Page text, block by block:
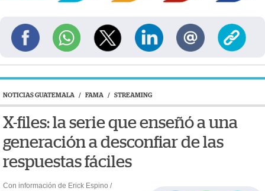
NOTICIAS GUATEMALA / FAMA / STREAMING
X-files: la serie que enseñó a una
generación a desconfiar de las
respuestas fáciles
Con información de Erick Espino /